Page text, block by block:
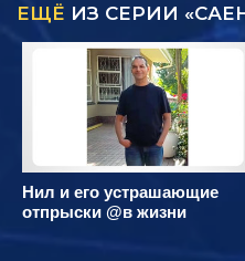
ЕЩЁ ИЗ СЕРИИ
Нил и его устрашающие
отпрыски @в жизни